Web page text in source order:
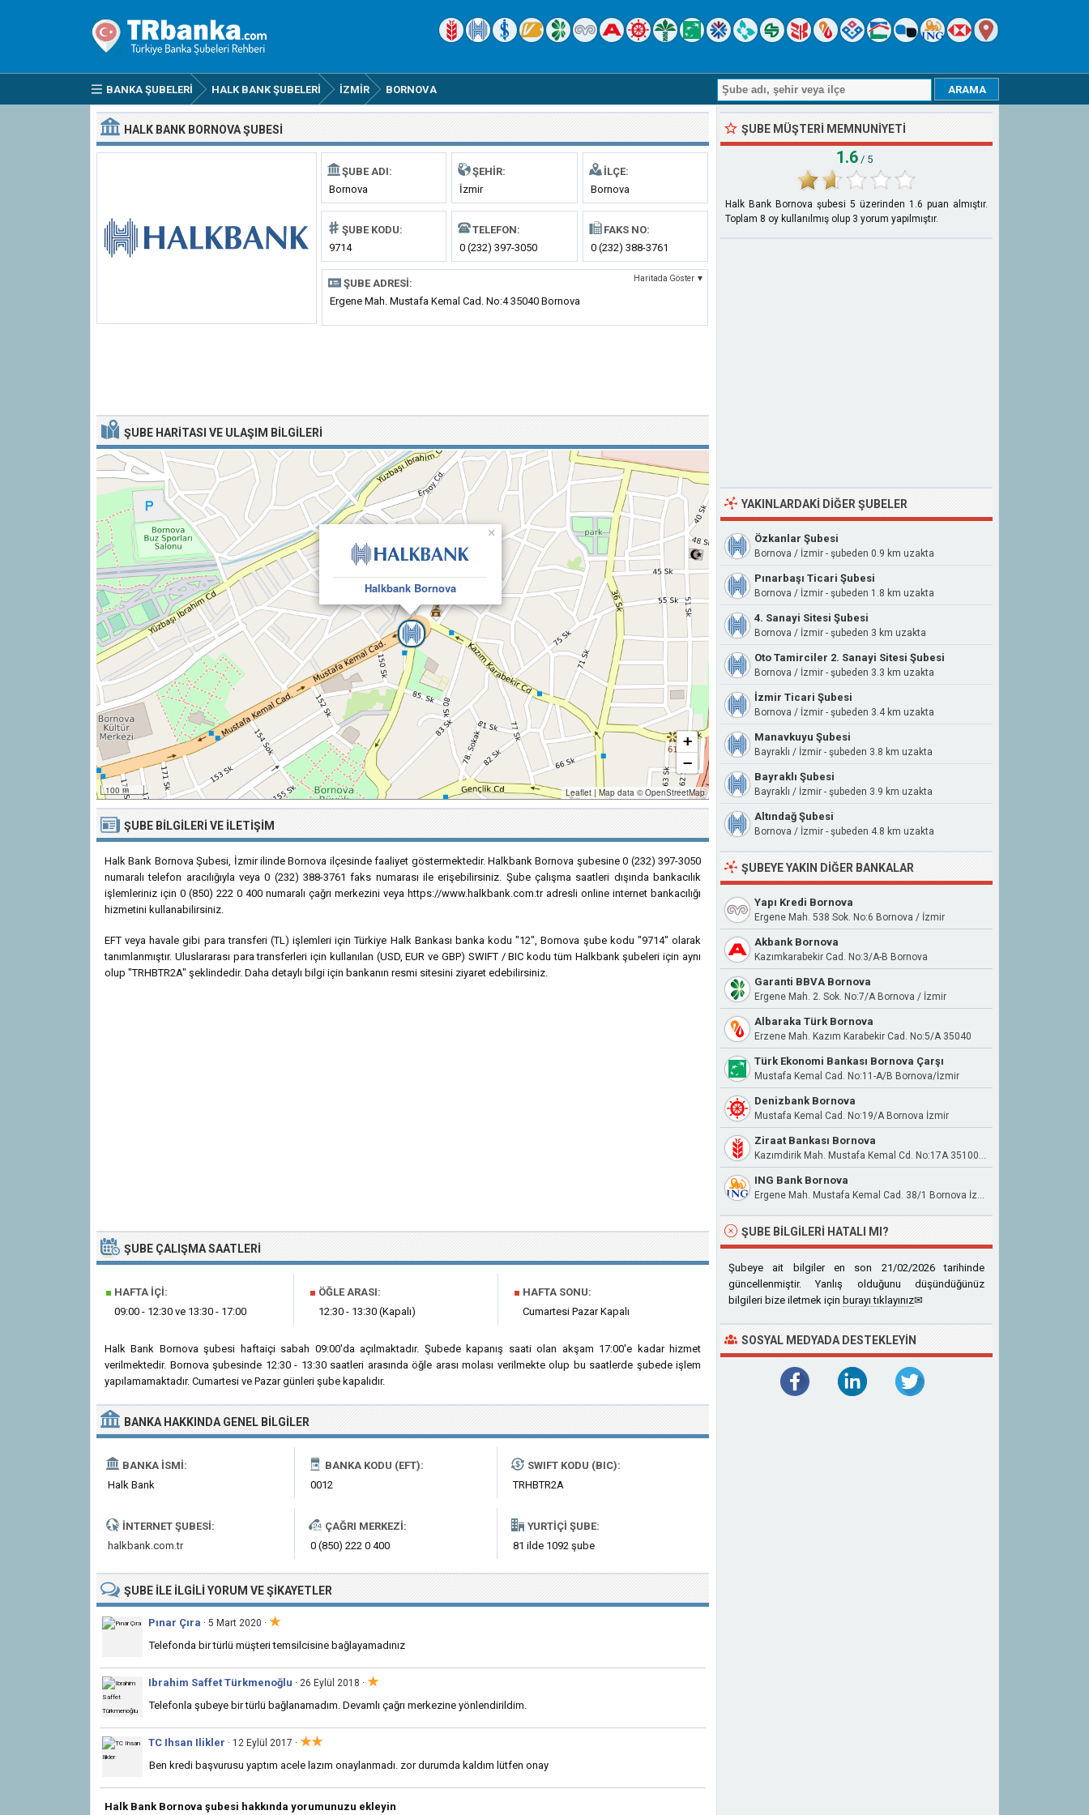
BANKA ŞUBELERI HALK BANK ŞUBELERI İZMIR BORNOVA
HALK BANK BORNOVA ŞUBESI
ŞUBE ADI:
Bornova
ŞEHIR:
İzmir
İLÇE:
Bornova
ŞUBE KODU:
9714
TELEFON:
0 (232) 397-3050
FAKS NO:
0 (232) 388-3761
ŞUBE ADRESI: Haritada Göster ▼
Ergene Mah. Mustafa Kemal Cad. No:4 35040 Bornova
ŞUBE HARITASI VE ULAŞIM BILGILERI
Halkbank Bornova
×
100 m
+
−
Leaflet | Map data ©OpenStreetMap
ŞUBE BILGILERI VE İLETIŞIM
Halk Bank Bornova Şubesi, İzmir ilinde Bornova ilçesinde faaliyet göstermektedir. Halkbank Bornova şubesine 0 (232) 397-3050
numaralı telefon aracılığıyla veya 0 (232) 388-3761 faks numarası ile erişebilirsiniz. Şube çalışma saatleri dışında bankacılık
işlemleriniz için 0 (850) 222 0 400 numaralı çağrı merkezini veya https://www.halkbank.com.tr adresli online internet bankacılığı
hizmetini kullanabilirsiniz.
EFT veya havale gibi para transferi (TL) işlemleri için Türkiye Halk Bankası banka kodu "12", Bornova şube kodu "9714" olarak
tanımlanmıştır. Uluslararası para transferleri için kullanılan (USD, EUR ve GBP) SWIFT / BIC kodu tüm Halkbank şubeleri için aynı
olup "TRHBTR2A" şeklindedir. Daha detaylı bilgi için bankanın resmi sitesini ziyaret edebilirsiniz.
ŞUBE ÇALIŞMA SAATLERI
■ HAFTA İÇI:
09:00 - 12:30 ve 13:30 - 17:00
■ ÖĞLE ARASI:
12:30 - 13:30 (Kapalı)
■ HAFTA SONU:
Cumartesi Pazar Kapalı
Halk Bank Bornova şubesi haftaiçi sabah 09:00'da açılmaktadır. Şubede kapanış saati olan akşam 17:00'e kadar hizmet
verilmektedir. Bornova şubesinde 12:30 - 13:30 saatleri arasında öğle arası molası verilmekte olup bu saatlerde şubede işlem
yapılamamaktadır. Cumartesi ve Pazar günleri şube kapalıdır.
BANKA HAKKINDA GENEL BILGILER
BANKA İSMI:
Halk Bank
BANKA KODU (EFT):
0012
SWIFT KODU (BIC):
TRHBTR2A
İNTERNET ŞUBESI:
halkbank.com.tr
ÇAĞRI MERKEZI:
0 (850) 222 0 400
YURTIÇI ŞUBE:
81 ilde 1092 şube
ŞUBE ILE İLGILIYORUM VE ŞIKAYETLER
Pınar Çıra · 5 Mart 2020 · ★
Telefonda bir türlü müşteri temsilcisine bağlayamadınız
Ibrahim Saffet Türkmenoğlu · 26 Eylül 2018 · ★
Telefonla şubeye bir türlü bağlanamadım. Devamlı çağrı merkezine yönlendirildim.
TC Ihsan Ilikler · 12 Eylül 2017 · ★★
Ben kredi başvurusu yaptım acele lazım onaylanmadı. zor durumda kaldım lütfen onay
Halk Bank Bornova şubesi hakkında yorumunuzu ekleyin
ŞUBE MÜŞTERI MEMNUNIYETI
1.6 / 5
Halk Bank Bornova şubesi 5 üzerinden 1.6 puan almıştır.
Toplam 8 oy kullanılmış olup 3 yorum yapılmıştır.
YAKINLARDAKI DIĞER ŞUBELER
Özkanlar Şubesi
Bornova / İzmir - şubeden 0.9 km uzakta
Pınarbaşı Ticari Şubesi
Bornova / İzmir - şubeden 1.8 km uzakta
4. Sanayi Sitesi Şubesi
Bornova / İzmir - şubeden 3 km uzakta
Oto Tamirciler 2. Sanayi Sitesi Şubesi
Bornova / İzmir - şubeden 3.3 km uzakta
İzmir Ticari Şubesi
Bornova / İzmir - şubeden 3.4 km uzakta
Manavkuyu Şubesi
Bayraklı / İzmir - şubeden 3.8 km uzakta
Bayraklı Şubesi
Bayraklı / İzmir - şubeden 3.9 km uzakta
Altındağ Şubesi
Bornova / İzmir - şubeden 4.8 km uzakta
ŞUBEYE YAKIN DIĞER BANKALAR
Yapı Kredi Bornova
Ergene Mah. 538 Sok. No:6 Bornova / İzmir
Akbank Bornova
Kazımkarabekir Cad. No:3/A-B Bornova
Garanti BBVA Bornova
Ergene Mah. 2. Sok. No:7/A Bornova / İzmir
Albaraka Türk Bornova
Erzene Mah. Kazım Karabekir Cad. No:5/A 35040
Türk Ekonomi Bankası Bornova Çarşı
Mustafa Kemal Cad. No:11-A/B Bornova/İzmir
Denizbank Bornova
Mustafa Kemal Cad. No:19/A Bornova İzmir
Ziraat Bankası Bornova
Kazımdirik Mah. Mustafa Kemal Cd. No:17A 35100 Bornova İzmir
ING Bank Bornova
Ergene Mah. Mustafa Kemal Cad. 38/1 Bornova İzmir
ŞUBE BILGILERI HATALI MI?
Şubeye ait bilgiler en son 21/02/2026 tarihinde
güncellenmiştir. Yanlış olduğunu düşündüğünüz
bilgileri bize iletmek için burayı tıklayınız✉
SOSYAL MEDYADA DESTEKLEYIN